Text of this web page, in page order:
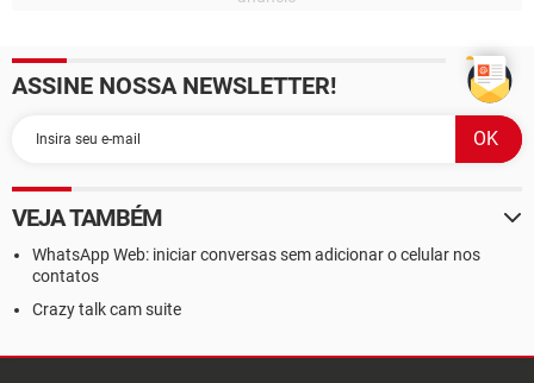
ASSINE NOSSA NEWSLETTER!
VEJA TAMBÉM
WhatsApp Web: iniciar conversas sem adicionar o celular nos
contatos
Crazy talk cam suite